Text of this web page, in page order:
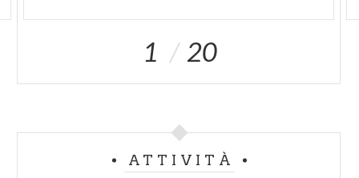
1 20
ATTIVITÀ